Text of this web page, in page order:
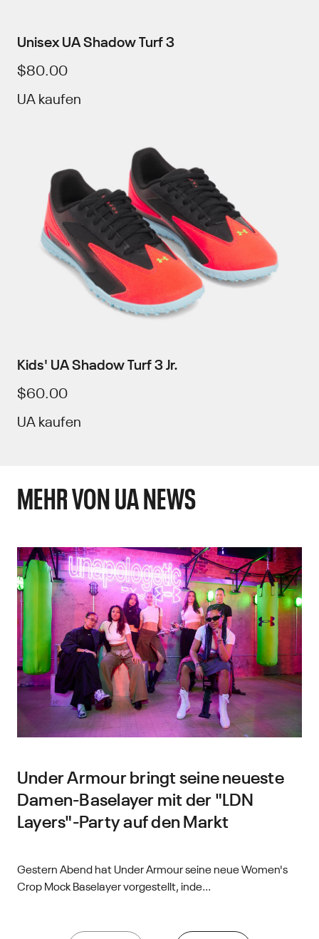
Unisex UA Shadow Turf 3
$80.00
UA kaufen
Kids' UA Shadow Turf 3 Jr.
$60.00
UA kaufen
MEHR VON UA NEWS
Under Armour bringt seine neueste
Damen-Baselayer mit der "LDN
Layers"-Party auf den Markt
Gestern Abend hat Under Armour seine neue Women's
Crop Mock Baselayer vorgestellt, inde...